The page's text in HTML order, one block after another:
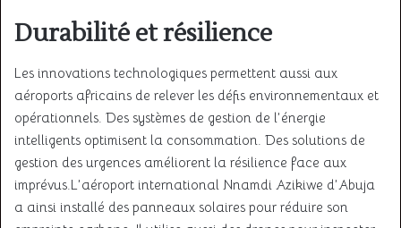
Durabilité et résilience
Les innovations technologiques permettent aussi aux
aéroports africains de relever les défis environnementaux et
opérationnels. Des systèmes de gestion de l’énergie
intelligents optimisent la consommation. Des solutions de
gestion des urgences améliorent la résilience face aux
imprévus.L’aéroport international Nnamdi Azikiwe d’Abuja
a ainsi installé des panneaux solaires pour réduire son